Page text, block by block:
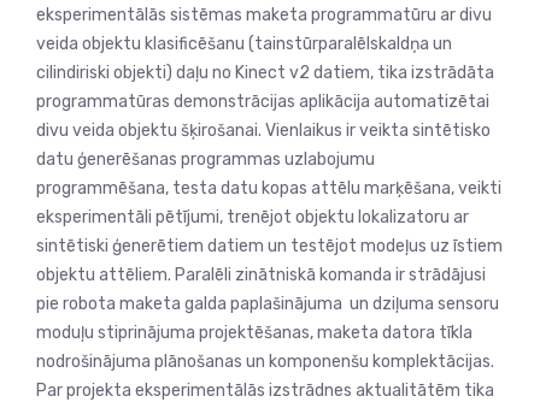
eksperimentālās sistēmas maketa programmatūru ar divu
veida objektu klasificēšanu (tainstūrparalēlskaldņa un
cilindiriski objekti) daļu no Kinect v2 datiem, tika izstrādāta
programmatūras demonstrācijas aplikācija automatizētai
divu veida objektu šķirošanai. Vienlaikus ir veikta sintētisko
datu ģenerēšanas programmas uzlabojumu
programmēšana, testa datu kopas attēlu marķēšana, veikti
eksperimentāli pētījumi, trenējot objektu lokalizatoru ar
sintētiski ģenerētiem datiem un testējot modeļus uz īstiem
objektu attēliem. Paralēli zinātniskā komanda ir strādājusi
pie robota maketa galda paplašinājuma un dziļuma sensoru
moduļu stiprinājuma projektēšanas, maketa datora tīkla
nodrošinājuma plānošanas un komponenšu komplektācijas.
Par projekta eksperimentālās izstrādnes aktualitātēm tika